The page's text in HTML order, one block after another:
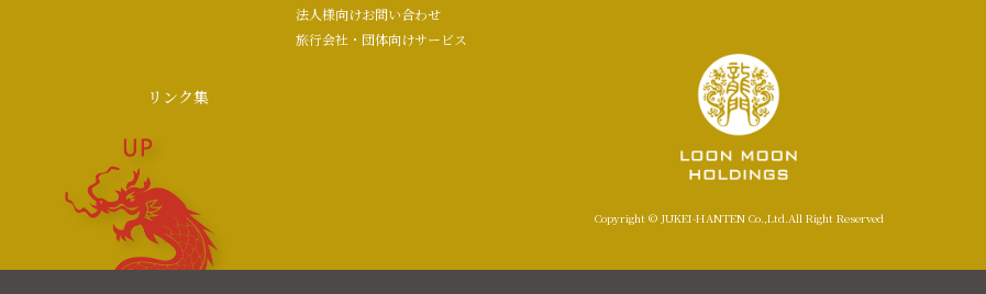
法人様向けお問い合わせ
旅行会社・団体向けサービス
リンク集
Copyright © JUKEI-HANTEN Co.,Ltd.All Right Reserved
UP